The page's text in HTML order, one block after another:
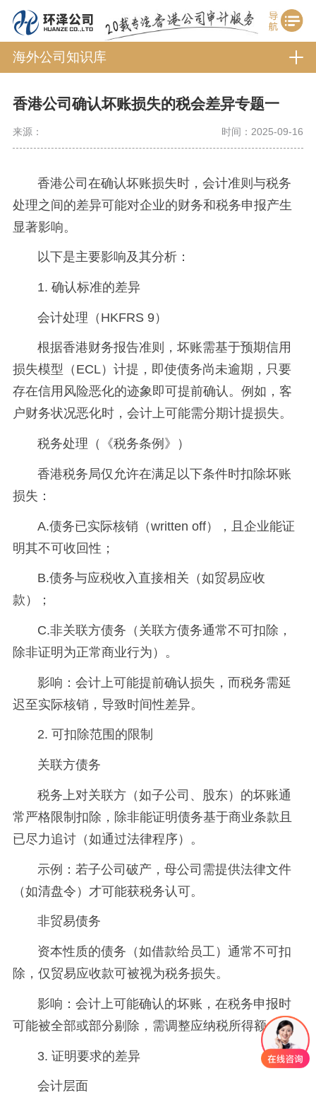
海外公司知识库
香港公司确认坏账损失的税会差异专题一
来源： 时间：2025-09-16
香港公司在确认坏账损失时，会计准则与税务
处理之间的差异可能对企业的财务和税务申报产生
显著影响。
以下是主要影响及其分析：
1. 确认标准的差异
会计处理（HKFRS 9）
根据香港财务报告准则，坏账需基于预期信用
损失模型（ECL）计提，即使债务尚未逾期，只要
存在信用风险恶化的迹象即可提前确认。例如，客
户财务状况恶化时，会计上可能需分期计提损失。
税务处理（《税务条例》）
香港税务局仅允许在满足以下条件时扣除坏账
损失：
A.债务已实际核销（written off），且企业能证
明其不可收回性；
B.债务与应税收入直接相关（如贸易应收
款）；
C.非关联方债务（关联方债务通常不可扣除，
除非证明为正常商业行为）。
影响：会计上可能提前确认损失，而税务需延
迟至实际核销，导致时间性差异。
2. 可扣除范围的限制
关联方债务
税务上对关联方（如子公司、股东）的坏账通
常严格限制扣除，除非能证明债务基于商业条款且
已尽力追讨（如通过法律程序）。
示例：若子公司破产，母公司需提供法律文件
（如清盘令）才可能获税务认可。
非贸易债务
资本性质的债务（如借款给员工）通常不可扣
除，仅贸易应收款可被视为税务损失。
影响：会计上可能确认的坏账，在税务申报时
可能被全部或部分剔除，需调整应纳税所得额。
3. 证明要求的差异
会计层面